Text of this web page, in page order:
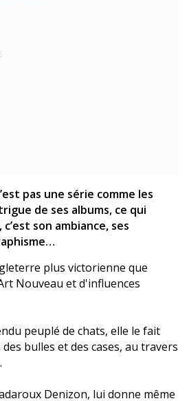
pas une série comme les
de ses albums, ce qui
son ambiance, ses
plus victorienne que
Nouveau et d'influences
peuplé de chats, elle le fait
bulles et des cases, au travers
Denizon, lui donne même